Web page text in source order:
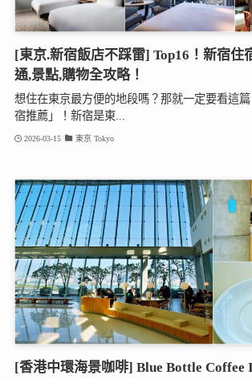
[東京.新宿飯店不踩雷] Top16！新宿住
通,景點,購物全攻略！
想住在東京最方便的地段嗎？那就一定要看這
宿推薦」！新宿是東...
2026-03-15 東京 Tokyo
[香港中環海景咖啡] Blue Bottle Coffee